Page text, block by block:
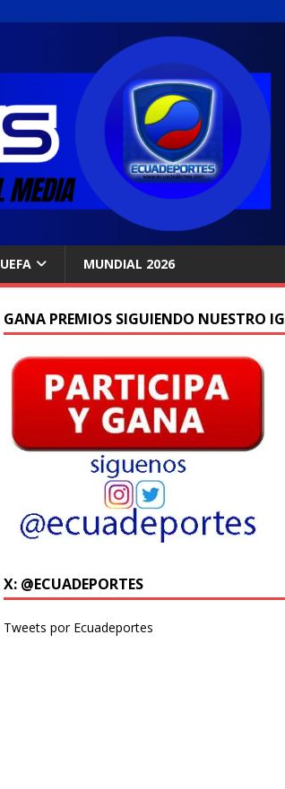
UEFA MUNDIAL 2026
GANA PREMIOS SIGUIENDO NUESTRO IG
X: @ECUADEPORTES
Tweets por Ecuadeportes